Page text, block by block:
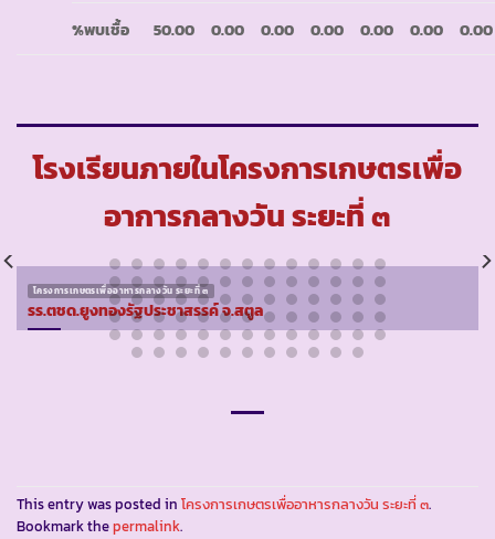
%พบเชื้อ 50.00 0.00 0.00 0.00 0.00 0.00 0.00
โรงเรียนภายในโครงการเกษตรเพื่อ
อาการกลางวัน ระยะที่ ๓
โครงการเกษตรเพื่ออาหารกลางวัน ระยะที่ ๓
รร.ตชด.ยูงทองรัฐประชาสรรค์ จ.สตูล
This entry was posted in โครงการเกษตรเพื่ออาหารกลางวัน ระยะที่ ๓.
Bookmark thepermalink.